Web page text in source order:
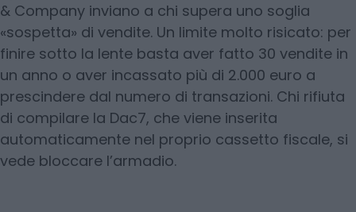
& Company inviano a chi supera uno soglia
«sospetta» di vendite. Un limite molto risicato: per
finire sotto la lente basta aver fatto 30 vendite in
un anno o aver incassato più di 2.000 euro a
prescindere dal numero di transazioni. Chi rifiuta
di compilare la Dac7, che viene inserita
automaticamente nel proprio cassetto fiscale, si
vede bloccare l’armadio.